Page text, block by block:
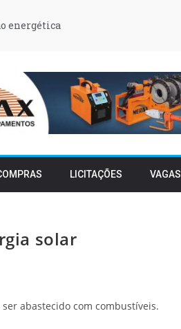
energética
LICITAÇÕES VAGAS
solar
abastecido com combustíveis.